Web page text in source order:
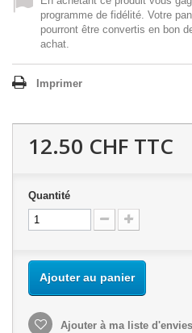
programme de fidélité. Votre
pourront être convertis en bon
achat.
Imprimer
12.50 CHF TTC
Quantité
Ajouter au panier
Ajouter à ma liste d'envies